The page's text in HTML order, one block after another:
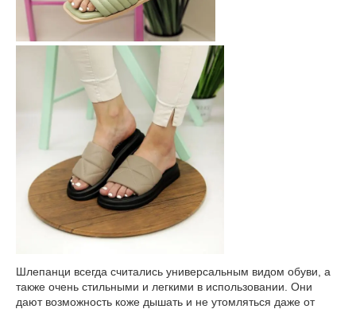
Шлепанци всегда считались универсальным видом обуви, а
также очень стильными и легкими в использовании. Они
дают возможность коже дышать и не утомляться даже от